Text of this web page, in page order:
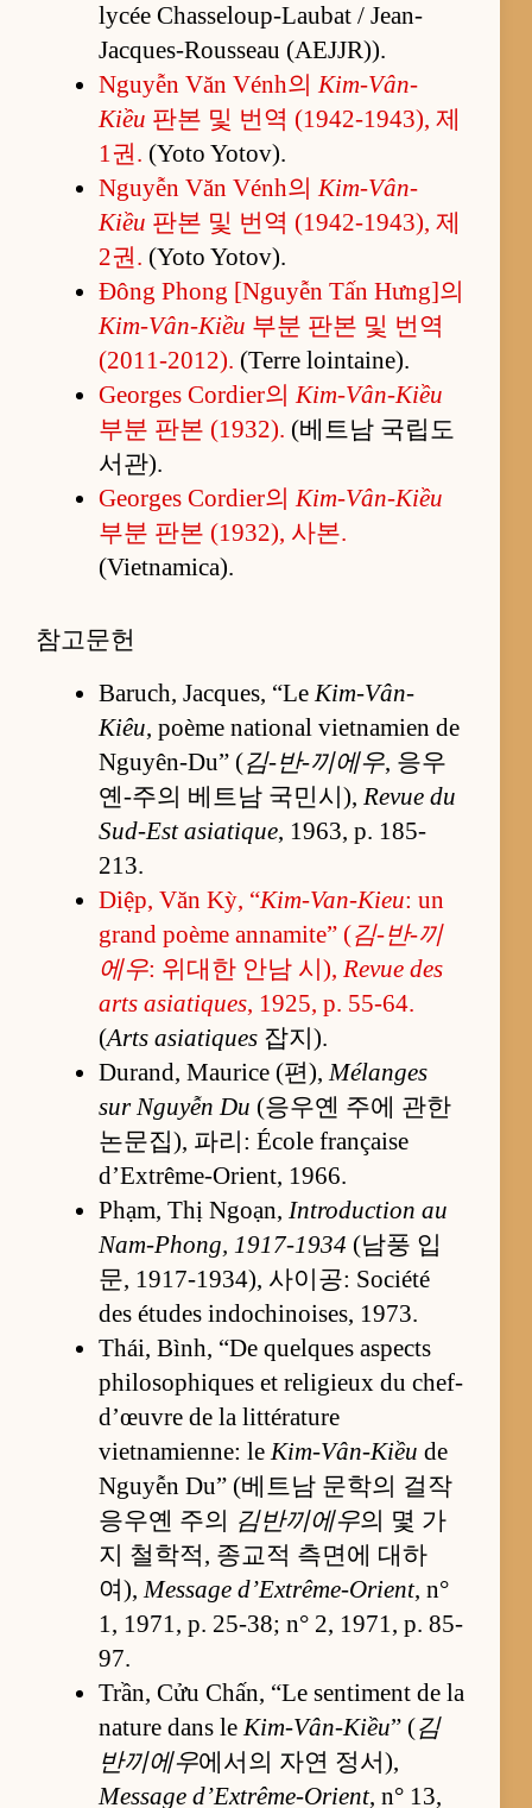
lycée Chasseloup-Laubat / Jean-
Jacques-Rousseau (AEJJR)).
Nguyễn Văn Vénh의Kim-Vân-
Kiều 판본 및 번역 (1942-1943), 제
1권. (Yoto Yotov).
Nguyễn Văn Vénh의Kim-Vân-
Kiều 판본 및 번역 (1942-1943), 제
2권. (Yoto Yotov).
Đông Phong [Nguyễn Tấn Hưng]의
Kim-Vân-Kiều 부분 판본 및 번역
(2011-2012). (Terre lointaine).
Georges Cordier의Kim-Vân-Kiều
부분 판본 (1932). (베트남 국립도
서관).
Georges Cordier의Kim-Vân-Kiều
부분 판본 (1932), 사본.
(Vietnamica).
참고문헌
Baruch, Jacques, “LeKim-Vân-
Kiêu, poème national vietnamien de
Nguyên-Du” (김-반-끼에우, 응우
옌-주의 베트남 국민시), Revue du
Sud-Est asiatique, 1963, p. 185-
213.
Diệp, Văn Kỳ, “Kim-Van-Kieu: un
grand poème annamite” (김-반-끼
에우: 위대한 안남 시), Revue des
arts asiatiques, 1925, p. 55-64.
(Arts asiatiques잡지).
Durand, Maurice (편),Mélanges
sur Nguyễn Du (응우옌 주에 관한
논문집), 파리: École française
d’Extrême-Orient, 1966.
Phạm, Thị Ngoạn, Introduction au
Nam-Phong, 1917-1934 (남풍 입
문, 1917-1934), 사이공: Société
des études indochinoises, 1973.
Thái, Bình, “De quelques aspects
philosophiques et religieux du chef-
d’œuvre de la littérature
vietnamienne: leKim-Vân-Kiều de
Nguyễn Du” (베트남 문학의 걸작
응우옌 주의 김반끼에우의 몇 가
지 철학적, 종교적 측면에 대하
여),Message d’Extrême-Orient, n°
1, 1971, p. 25-38; n° 2, 1971, p. 85-
97.
Trần, Cửu Chấn, “Le sentiment de la
nature dans leKim-Vân-Kiều” (김
반끼에우에서의 자연 정서),
Message d’Extrême-Orient, n° 13,